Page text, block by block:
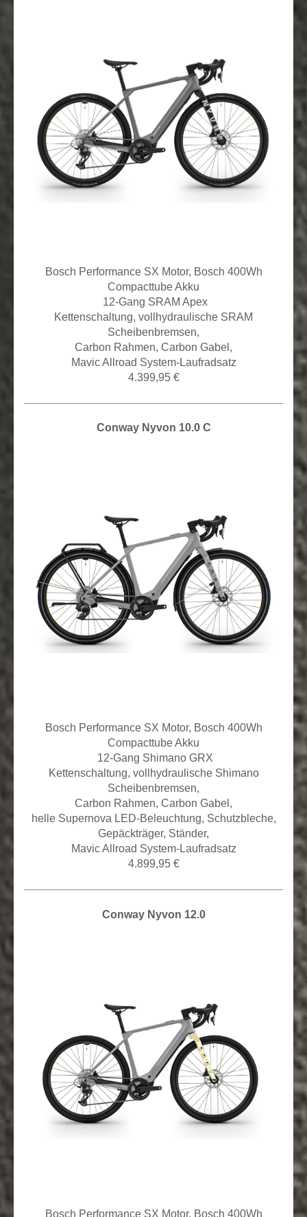
Bosch Performance SX Motor, Bosch 400Wh
Compacttube Akku
12-Gang SRAM Apex
Kettenschaltung, vollhydraulische SRAM
Scheibenbremsen,
Carbon Rahmen, Carbon Gabel,
Mavic Allroad System-Laufradsatz
4.399,95 €
Conway Nyvon 10.0 C
Bosch Performance SX Motor, Bosch 400Wh
Compacttube Akku
12-Gang Shimano GRX
Kettenschaltung, vollhydraulische Shimano
Scheibenbremsen,
Carbon Rahmen, Carbon Gabel,
helle Supernova LED-Beleuchtung, Schutzbleche,
Gepäckträger, Ständer,
Mavic Allroad System-Laufradsatz
4.899,95 €
Conway Nyvon 12.0
Bosch Performance SX Motor, Bosch 400Wh